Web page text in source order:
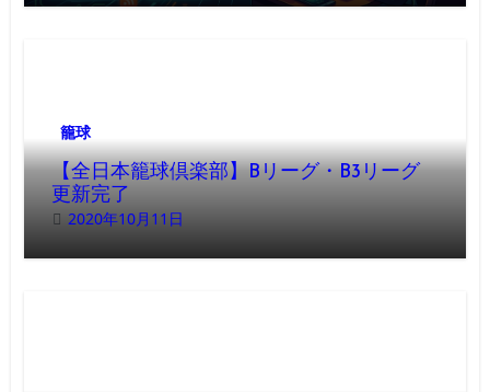
籠球
【全日本籠球倶楽部】Bリーグ・B3リーグ
更新完了
2020年10月11日